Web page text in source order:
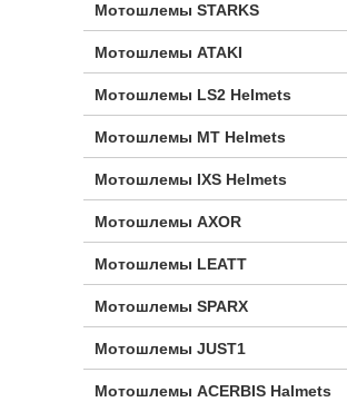
Мотошлемы STARKS
Мотошлемы ATAKI
Мотошлемы LS2 Helmets
Мотошлемы MT Helmets
Мотошлемы IXS Helmets
Мотошлемы AXOR
Мотошлемы LEATT
Мотошлемы SPARX
Мотошлемы JUST1
Мотошлемы ACERBIS Halmets